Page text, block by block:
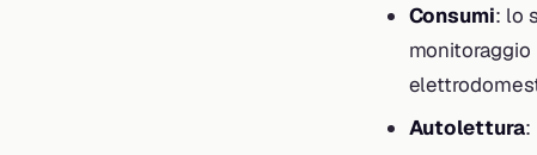
Consumi: lo
Autolettura: